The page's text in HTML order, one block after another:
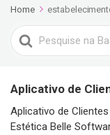
Home
Search
For
Aplicativo de
Aplicativo de
Estética Belle